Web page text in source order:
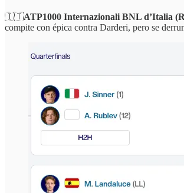
🇮🇹ATP1000 Internazionali BNL d’Italia
compite con épica contra Darderi, pero se